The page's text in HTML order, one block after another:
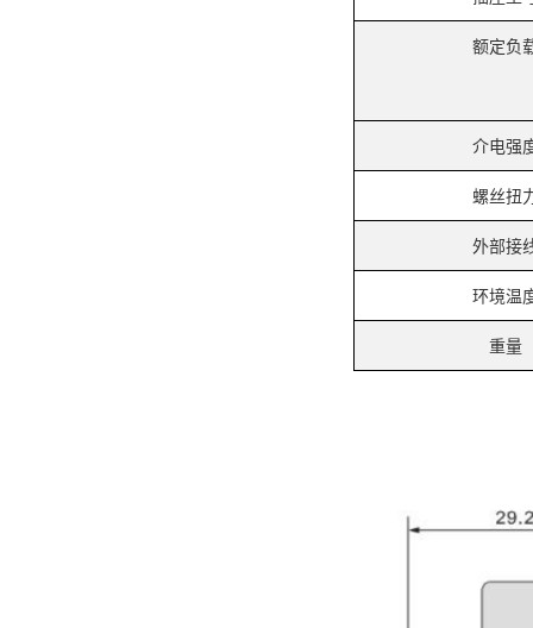
额定负
介电强
螺丝扭
外部接
环境温
重量